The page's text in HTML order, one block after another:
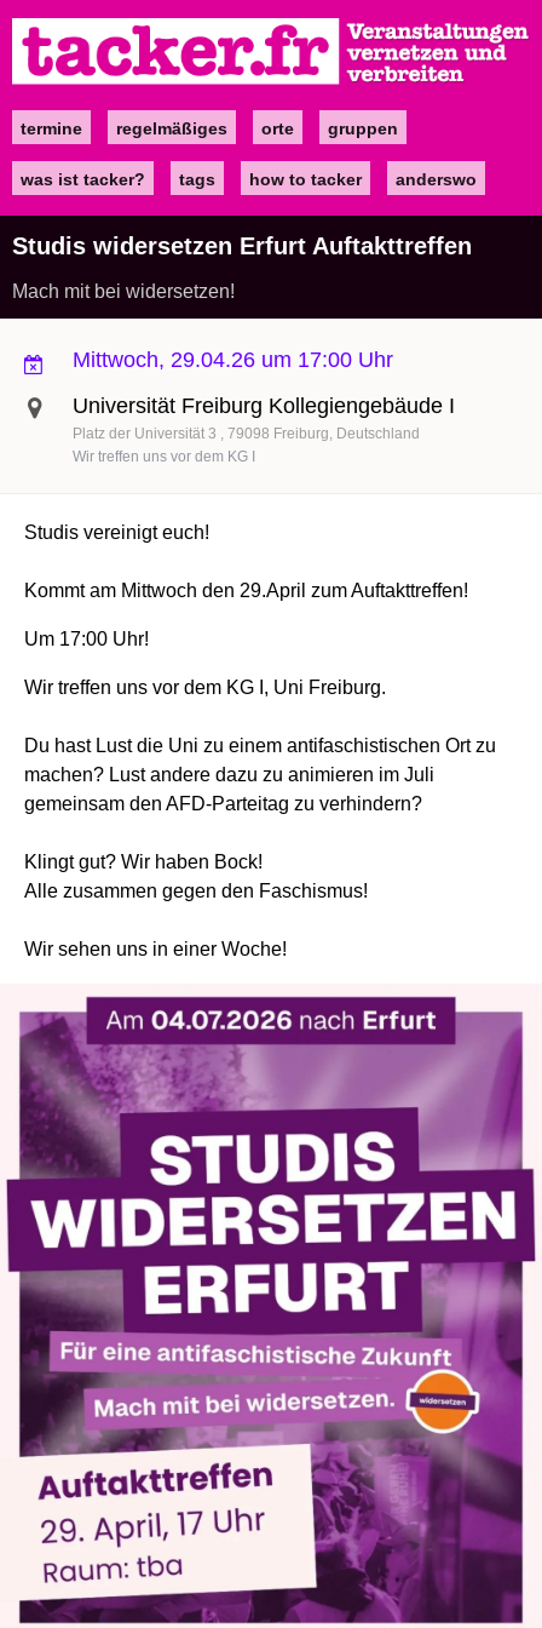
zum
Inhalt
Maintermine regelmäßiges orte gruppen
was ist tacker? tags how to tacker anderswo
Studis widersetzen Erfurt Auftakttreffen
Mach mit bei widersetzen!
Mittwoch, 29.04.26 um 17:00 Uhr
Universität Freiburg Kollegiengebäude I
Platz der Universität 3 79098 Freiburg Deutschland
Wir treffen uns vor dem KG I
Studis vereinigt euch!
Kommt am Mittwoch den 29.April zum Auftakttreffen!
Um 17:00 Uhr!
Wir treffen uns vor dem KG I, Uni Freiburg.
Du hast Lust die Uni zu einem antifaschistischen Ort zu
machen? Lust andere dazu zu animieren im Juli
gemeinsam den AFD-Parteitag zu verhindern?
Klingt gut? Wir haben Bock!
Alle zusammen gegen den Faschismus!
Wir sehen uns in einer Woche!